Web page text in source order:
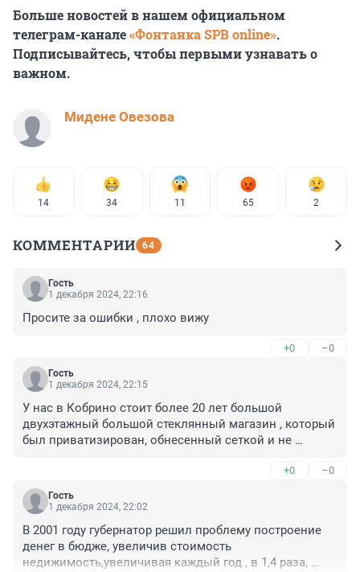
Больше новостей в нашем официальном
телеграм-канале«Фонтанка SPB online».
Подписывайтесь, чтобы первыми узнавать о
важном.
Мидене Овезова
14 34 11 65 2
КОММЕНТАРИИ 64
Гость
1 декабря 2024, 22:16
Просите за ошибки , плохо вижу
+0 –0
Гость
1 декабря 2024, 22:15
У нас в Кобрино стоит более 20 лет большой
двухэтажный большой стеклянный магазин , который
был приватизирован, обнесенный сеткой и не
другогоНаверно, там есть подвал, но и никто туда не
сунется, легче у простого человека отнять
+0 –0
Гость
1 декабря 2024, 22:02
В 2001 году губернатор решил проблему построение
денег в бюдже, увеличив стоимость
недижимость,увеличивая каждый год , в 1,4 раза,